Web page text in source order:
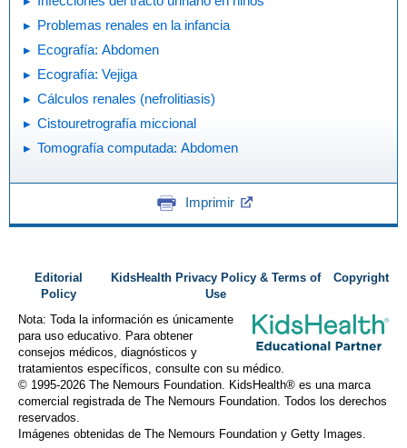
Problemas renales en la infancia
Ecografía: Abdomen
Ecografía: Vejiga
Cálculos renales (nefrolitiasis)
Cistouretrografía miccional
Tomografía computada: Abdomen
Imprimir
Editorial
Policy
KidsHealth Privacy Policy & Terms of
Use
Copyright
Nota: Toda la información es únicamente
para uso educativo. Para obtener
consejos médicos, diagnósticos y
tratamientos específicos, consulte con su médico.
© 1995-2026 The Nemours Foundation. KidsHealth® es una marca
comercial registrada de The Nemours Foundation. Todos los derechos
reservados.
Imágenes obtenidas de The Nemours Foundation y Getty Images.